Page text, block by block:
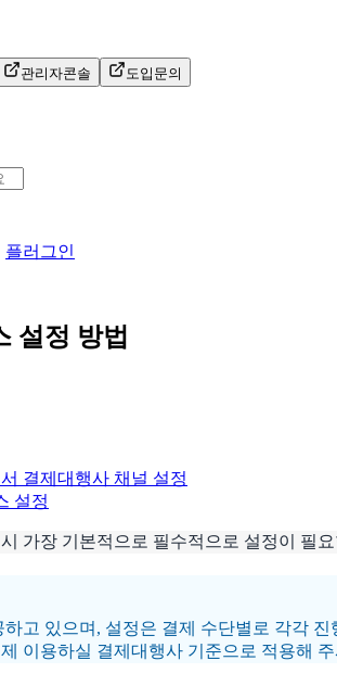
관리자콘솔 도입문의
플러그인
설정 방법
결제대행사 채널 설정
설정
가장 기본적으로 필수적으로 설정이 필
고 있으며, 설정은 결제 수단별로 각각
이용하실 결제대행사 기준으로 적용해